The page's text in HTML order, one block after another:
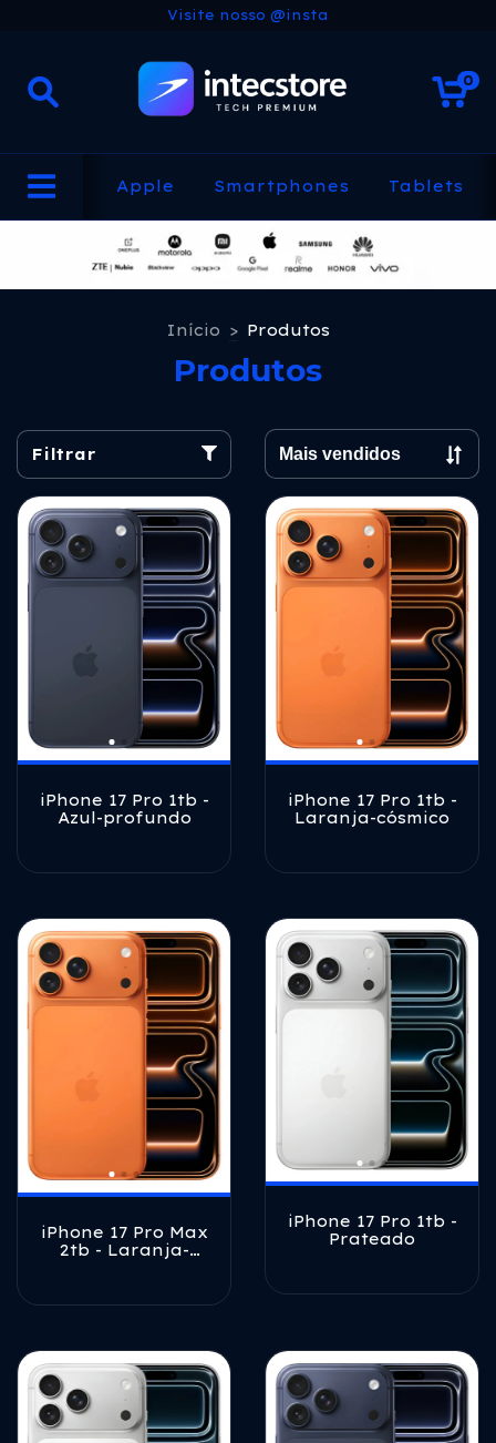
Visite nosso @insta
0
Apple Smartphones Tablets
Início > Produtos
Produtos
Filtrar
iPhone 17 Pro 1tb -
Azul-profundo
iPhone 17 Pro 1tb -
Laranja-cósmico
iPhone 17 Pro Max
2tb - Laranja-
iPhone 17 Pro 1tb -
Prateado